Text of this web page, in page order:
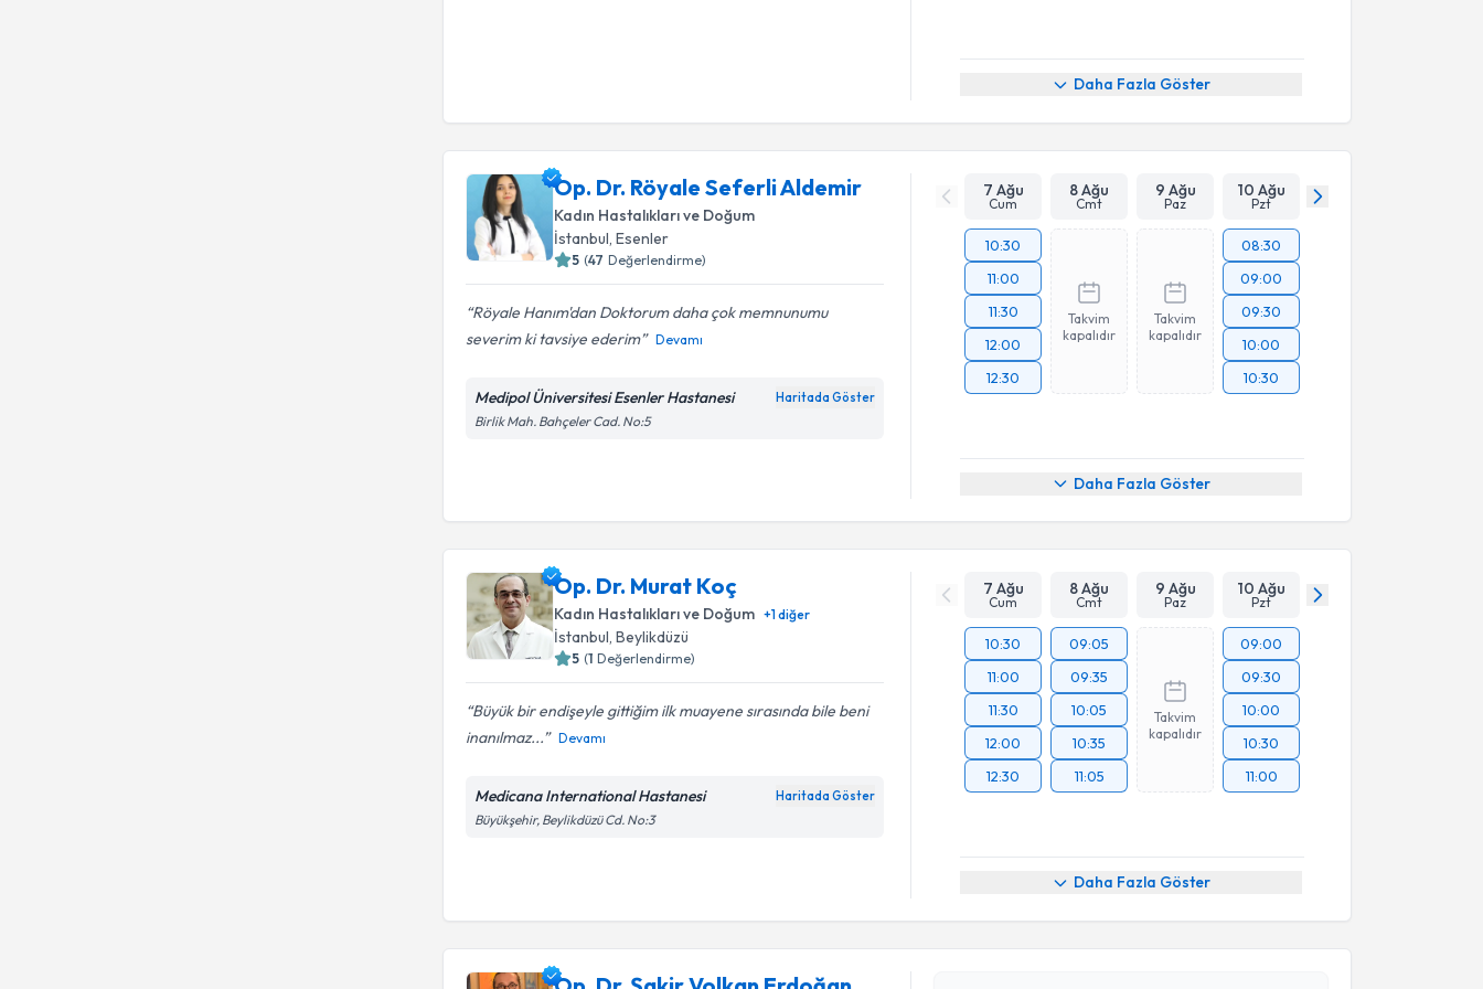
Daha Fazla Göster
Op. Dr. Röyale Seferli Aldemir
Kadın Hastalıkları ve Doğum
İstanbul , Esenler
5 (47 Değerlendirme)
Röyale Hanım'dan Doktorum daha çok memnunumu
severim ki tavsiye ederim
Devamı
Medipol Üniversitesi Esenler Hastanesi Haritada Göster
Birlik Mah. Bahçeler Cad. No:5
7 Ağu
Cum
8 Ağu
Cmt
9 Ağu
Paz
10 Ağu
Pzt
10:30
11:00
11:30
12:00
12:30
Takvim
kapalıdır
Takvim
kapalıdır
08:30
09:00
09:30
10:00
10:30
Daha Fazla Göster
Op. Dr. Murat Koç
Kadın Hastalıkları ve Doğum +1diğer
İstanbul, Beylikdüzü
5 (1 Değerlendirme)
Büyük bir endişeyle gittiğim ilk muayene sırasında bile beni
inanılmaz...
Devamı
Medicana International Hastanesi Haritada Göster
Büyükşehir, Beylikdüzü Cd. No:3
7 Ağu
Cum
8 Ağu
Cmt
9 Ağu
Paz
10 Ağu
Pzt
10:30
11:00
11:30
12:00
12:30
09:05
09:35
10:05
10:35
11:05
Takvim
kapalıdır
09:00
09:30
10:00
10:30
11:00
Daha Fazla Göster
Randevu Takvimi Talebi
Op. Dr. Şakir Volkan Erdoğan